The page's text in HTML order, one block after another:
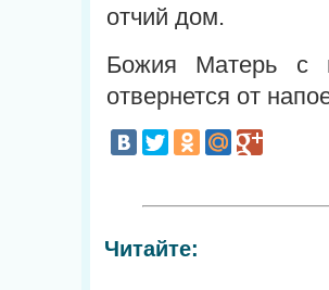
отчий дом.
Божия Матерь с
отвернется от
Читайте: